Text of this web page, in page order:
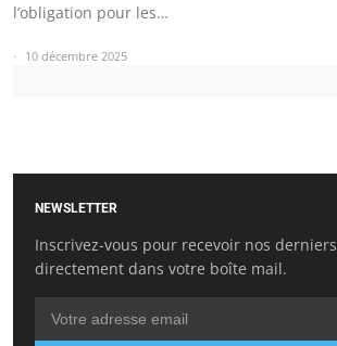
l’obligation pour les…
10 décembre 2025
NEWSLETTER
Inscrivez-vous pour recevoir nos
directement dans votre boîte mail.